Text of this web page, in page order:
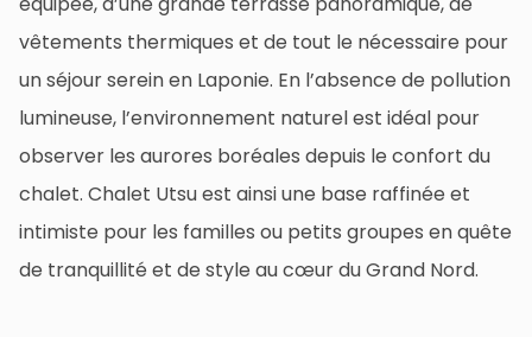
vêtements thermiques et de tout le nécessaire pour
un séjour serein en Laponie. En l’absence de pollution
lumineuse, l’environnement naturel est idéal pour
observer les aurores boréales depuis le confort du
chalet. Chalet Utsu est ainsi une base raffinée et
intimiste pour les familles ou petits groupes en quête
de tranquillité et de style au cœur du Grand Nord.